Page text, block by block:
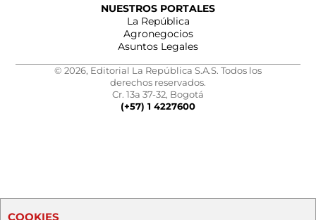
NUESTROS PORTALES
La República
Agronegocios
Asuntos Legales
© 2026, Editorial La República S.A.S. Todos los
derechos reservados.
Cr. 13a 37-32, Bogotá
(+57) 1 4227600
COOKIES